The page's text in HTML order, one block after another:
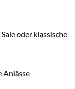
oder klassische
Anlässe